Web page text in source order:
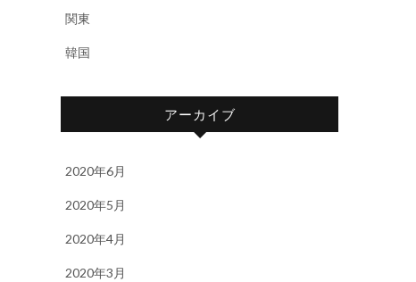
関東
韓国
アーカイブ
2020年6月
2020年5月
2020年4月
2020年3月